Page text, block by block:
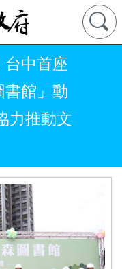
台中首座
書館」動
力推動文